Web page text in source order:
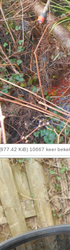
KiB) 10667 keer